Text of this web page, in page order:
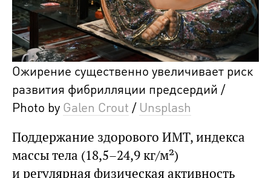
Ожирение существенно увеличивает риск
развития фибрилляции предсердий /
Photo by Galen Crout / Unsplash
Поддержание здорового ИМТ, индекса
массы тела (18,5–24,9 кг/м²)
и регулярная физическая активность